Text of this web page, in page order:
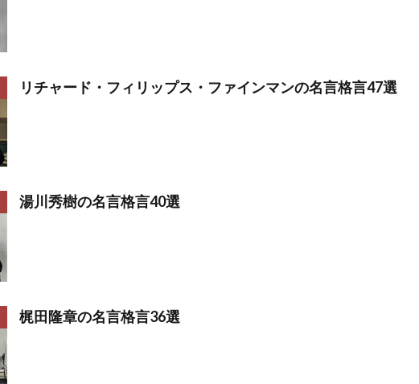
リチャード・フィリップス・ファインマンの名言格言47選
湯川秀樹の名言格言40選
梶田隆章の名言格言36選